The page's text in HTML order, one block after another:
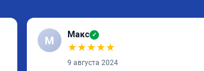
М Макс ✓
★★★★★
9 августа 2024